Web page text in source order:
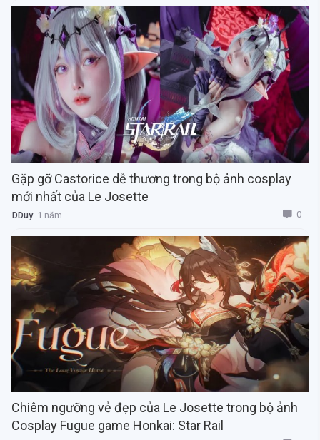
Gặp gỡ Castorice dễ thương trong bộ ảnh cosplay
mới nhất của Le Josette
DDuy1 năm 0
Chiêm ngưỡng vẻ đẹp của Le Josette trong bộ ảnh
Cosplay Fugue game Honkai: Star Rail